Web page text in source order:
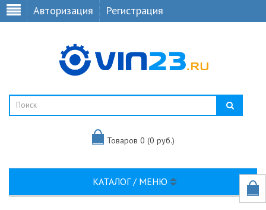
Авторизация Регистрация
Товаров 0 (0 руб.)
КАТАЛОГ / МЕНЮ